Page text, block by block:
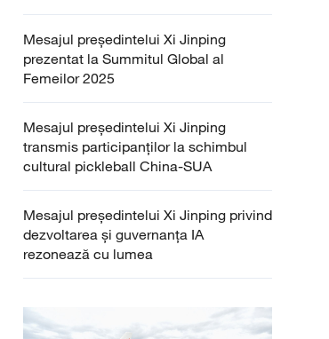
Mesajul președintelui Xi Jinping
prezentat la Summitul Global al
Femeilor 2025
Mesajul președintelui Xi Jinping
transmis participanților la schimbul
cultural pickleball China-SUA
Mesajul președintelui Xi Jinping privind
dezvoltarea și guvernanța IA
rezonează cu lumea